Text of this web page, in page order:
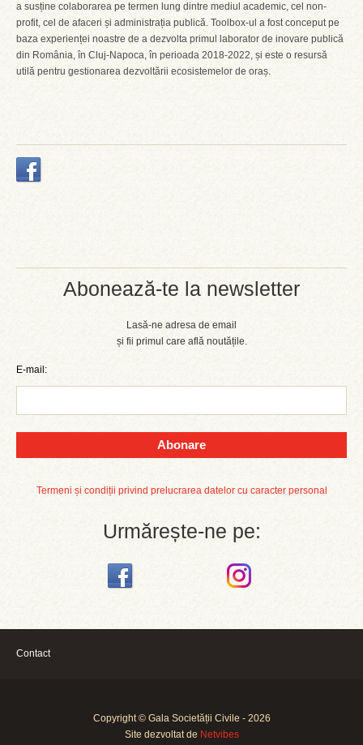
Abonează-te la newsletter
Lasă-ne adresa de email
și fii primul care află noutățile.
E-mail:
Abonare
Termeni și condiții privind prelucrarea datelor cu caracter personal
Urmărește-ne pe:
a susține colaborarea pe termen lung dintre mediul academic, cel non-
profit, cel de afaceri și administrația publică. Toolbox-ul a fost conceput pe
baza experienței noastre de a dezvolta primul laborator de inovare publică
din România, în Cluj-Napoca, în perioada 2018-2022, și este o resursă
utilă pentru gestionarea dezvoltării ecosistemelor de oraș.
Contact
Copyright © Gala Societății Civile - 2026
Site dezvoltat de Netvibes